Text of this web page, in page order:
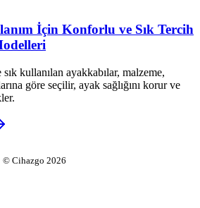
İçin Konforlu ve Sık Tercih
kullanılan ayakkabılar, malzeme,
göre seçilir, ayak sağlığını korur ve
© Cihazgo 2026